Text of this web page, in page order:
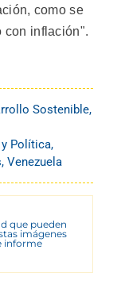
como se
con inflación".
Sostenible,
Política,
, Venezuela
que pueden
imágenes
informe